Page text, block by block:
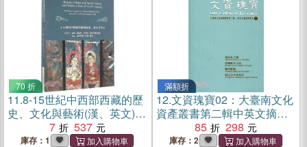
70 折
11.8-15世紀中西部西藏的歷
史、文化與藝術(漢、英文)
（簡體書）
7 537
庫存：1
滿額折
12.文資瑰寶02：大臺南文化
資產叢書第二輯中英文摘要
85 298
庫存：2